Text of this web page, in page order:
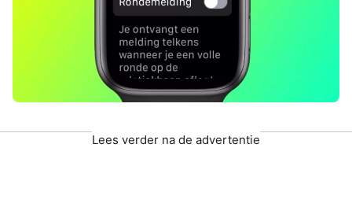
Lees verder na de advertentie